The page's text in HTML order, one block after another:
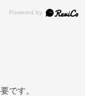
です。